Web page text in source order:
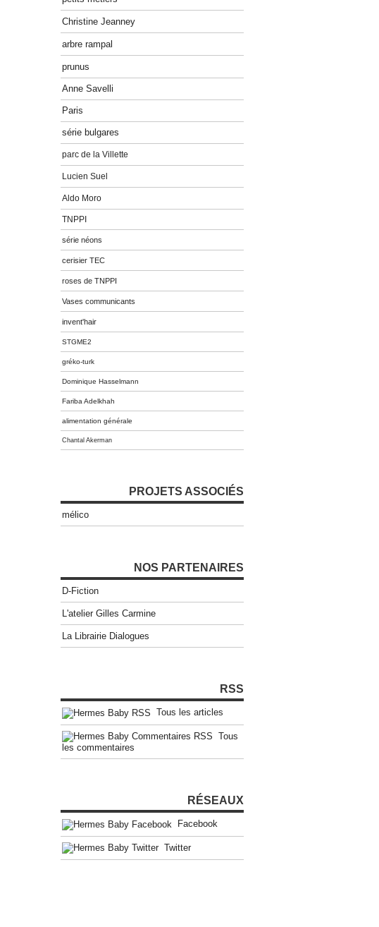
Christine Jeanney
arbre rampal
prunus
Anne Savelli
Paris
série bulgares
parc de la Villette
Lucien Suel
Aldo Moro
TNPPI
série néons
cerisier TEC
roses de TNPPI
Vases communicants
invent'hair
STGME2
gréko-turk
Dominique Hasselmann
Fariba Adelkhah
alimentation générale
Chantal Akerman
PROJETS ASSOCIÉS
mélico
NOS PARTENAIRES
D-Fiction
L'atelier Gilles Carmine
La Librairie Dialogues
RSS
Tous les articles
Tous
les commentaires
RÉSEAUX
Facebook
Twitter